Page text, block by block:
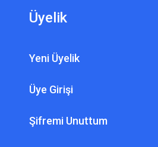
Üyelik
Yeni Üyelik
Üye Girişi
Şifremi Unuttum